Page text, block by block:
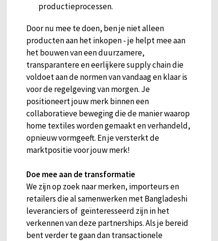
productieprocessen.
Door nu mee te doen, ben je niet alleen
producten aan het inkopen - je helpt mee aan
het bouwen van een duurzamere,
transparantere en eerlijkere supply chain die
voldoet aan de normen van vandaag en klaar is
voor de regelgeving van morgen. Je
positioneert jouw merk binnen een
collaboratieve beweging die de manier waarop
home textiles worden gemaakt en verhandeld,
opnieuw vormgeeft. En je versterkt de
marktpositie voor jouw merk!
Doe mee aan de transformatie
We zijn op zoek naar merken, importeurs en
retailers die al samenwerken met Bangladeshi
leveranciers of geïnteresseerd zijn in het
verkennen van deze partnerships. Als je bereid
bent verder te gaan dan transactionele